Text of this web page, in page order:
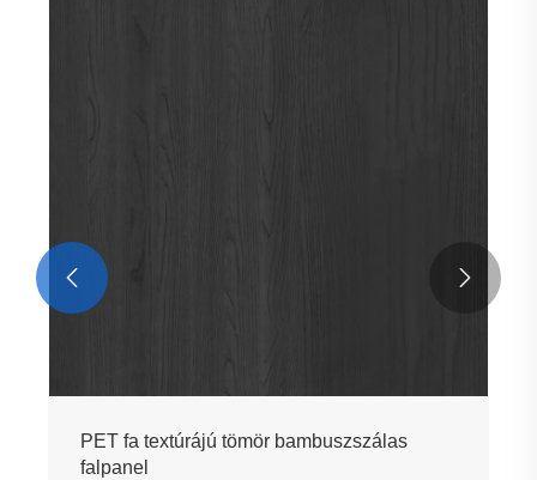
PET fa textúrájú tömör bambuszszálas
falpanel
 